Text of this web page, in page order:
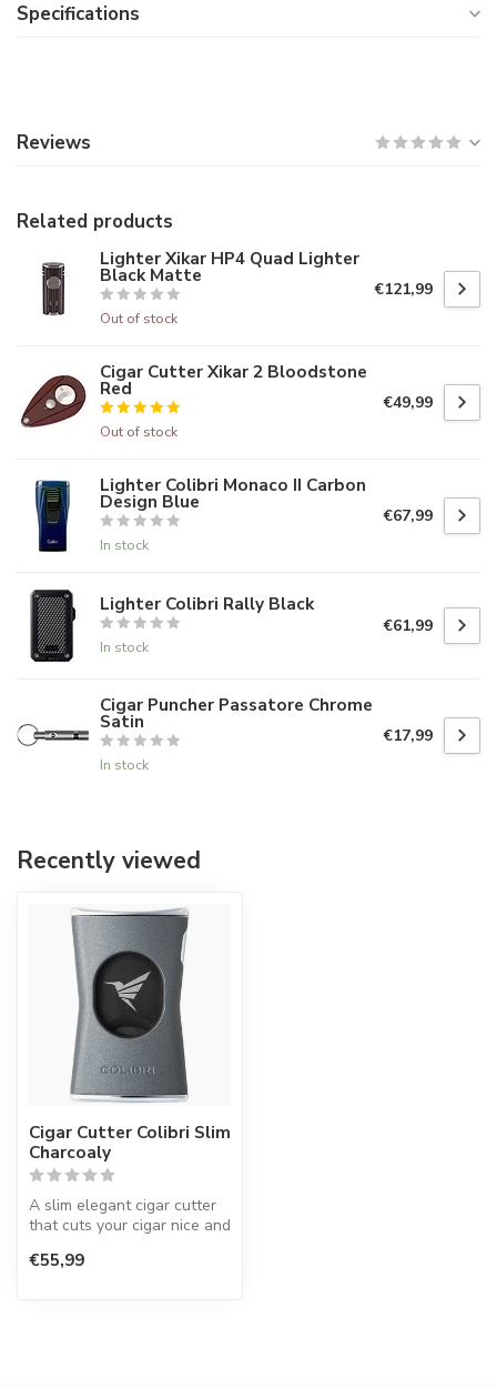
Specifications
Reviews
Related products
Lighter Xikar HP4 Quad Lighter
Black Matte
Out of stock
€121,99
Cigar Cutter Xikar 2 Bloodstone
Red
Out of stock
€49,99
Lighter Colibri Monaco II Carbon
Design Blue
In stock
€67,99
Lighter Colibri Rally Black
In stock
€61,99
Cigar Puncher Passatore Chrome
Satin
In stock
€17,99
Recently viewed
Cigar Cutter Colibri Slim
Charcoaly
A slim elegant cigar cutter
that cuts your cigar nice and
€55,99